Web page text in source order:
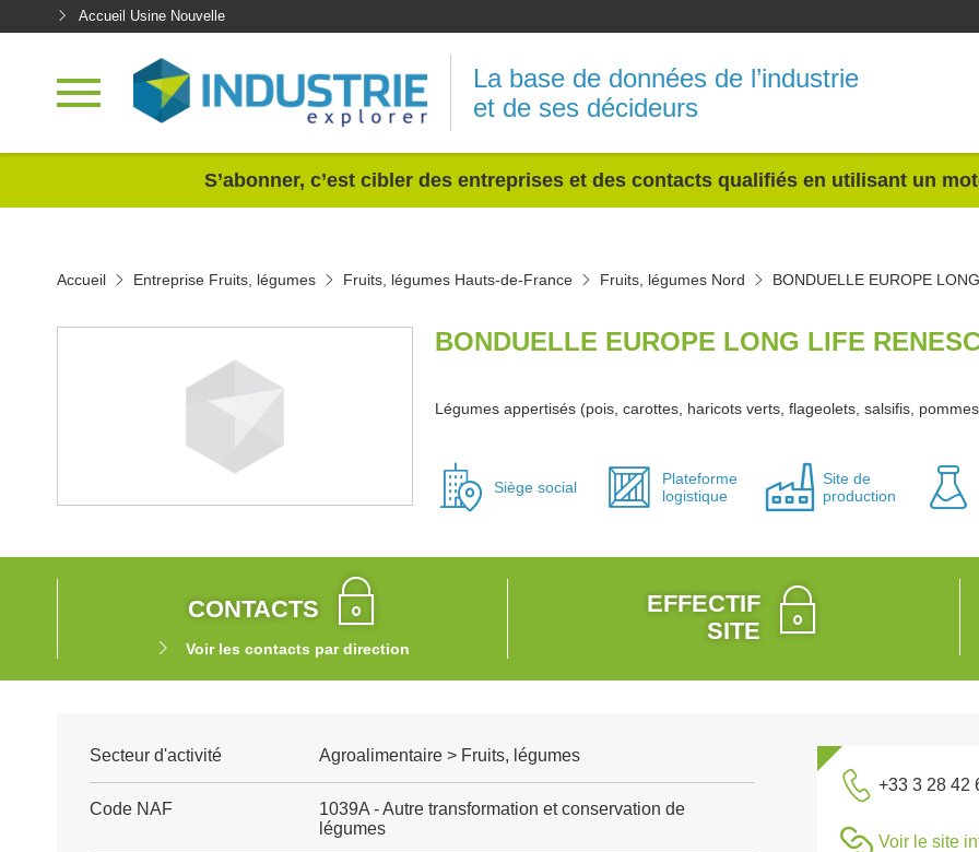
Accueil Usine Nouvelle
La base de données de l’industrie
et de ses décideurs
S’abonner, c’est cibler des entreprises et des contacts qualifiés en utilisant un
Accueil Entreprise Fruits, légumes Fruits, légumes Hauts-de-France Fruits, légumes Nord BONDUELLE EUROPE
BONDUELLE EUROPE LONG LIFE
Légumes appertisés (pois, carottes, haricots verts, flageolets, salsifis,
Siège social
Plateforme
logistique
Site de
production
CONTACTS
Voir les contacts par direction
EFFECTIF
SITE
Secteur d'activité Agroalimentaire > Fruits, légumes
Code NAF
1039A - Autre transformation et conservation de
légumes
+33 3 28 42
Voir le site